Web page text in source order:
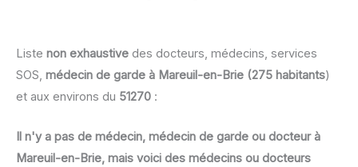
Liste non exhaustive des docteurs, médecins, services
SOS, médecin de garde à Mareuil-en-Brie (275 habitants)
et aux environs du 51270 :
Il n'y a pas de médecin, médecin de garde ou docteur à
Mareuil-en-Brie, mais voici des médecins ou docteurs